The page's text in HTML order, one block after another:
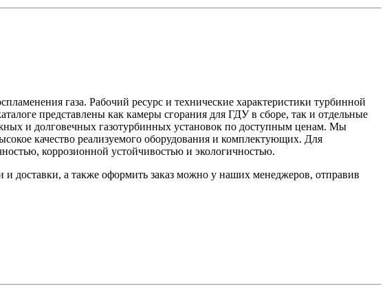
газа. Рабочий ресурс и технические характеристики турбинной
представлены как камеры сгорания для ГДУ в сборе, так и отдельные
и долговечных газотурбинных установок по доступным ценам. Мы
качество реализуемого оборудования и комплектующих. Для
коррозионной устойчивостью и экологичностью.
доставки, а также оформить заказ можно у наших менеджеров, отправив